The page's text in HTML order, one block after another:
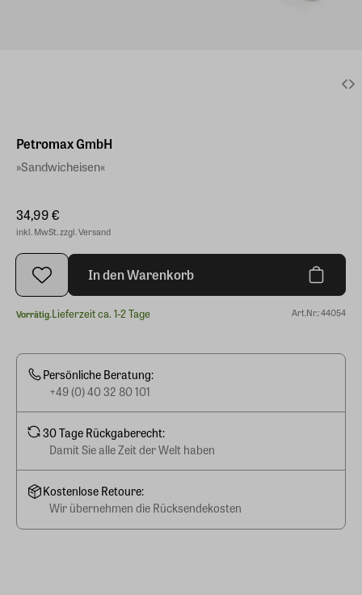
Petromax GmbH
»Sandwicheisen«
34,99 €
inkl. MwSt. zzgl. Versand
In den Warenkorb
Vorrätig.Lieferzeit ca. 1-2 Tage Art.Nr.: 44054
Persönliche Beratung:
+49 (0) 40 32 80 101
30 Tage Rückgaberecht:
Damit Sie alle Zeit der Welt haben
Kostenlose Retoure:
Wir übernehmen die Rücksendekosten